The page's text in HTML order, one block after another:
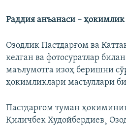
Раддия анъанаси –
Озодлик Пастдарғом ва
келган ва фотосуратлар
маълумотга изоҳ беришни
ҳокимликлари масъуллари
Пастдарғом туман
Қиличбек Худойбердиев¸